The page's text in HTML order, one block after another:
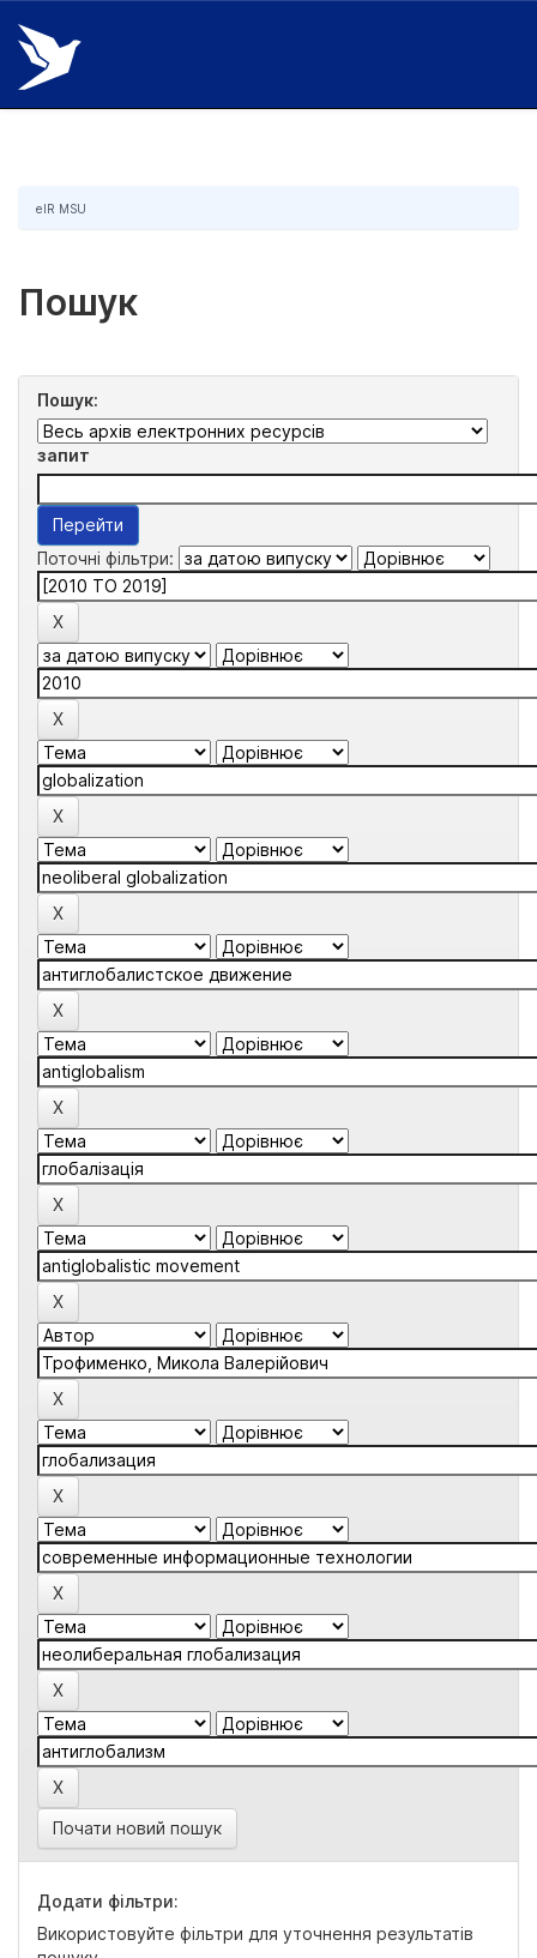
Skip
navigation
eIR MSU
Пошук
Пошук:
запит
Поточні фільтри:
Почати новий пошук
Додати фільтри:
Використовуйте фільтри для уточнення результатів